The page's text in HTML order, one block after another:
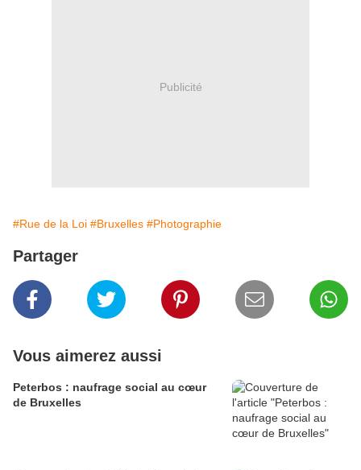
Publicité
#Rue de la Loi #Bruxelles #Photographie
Partager
Vous aimerez aussi
Peterbos : naufrage social au cœur
de Bruxelles